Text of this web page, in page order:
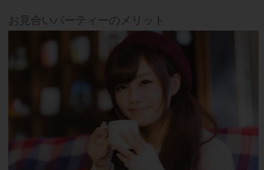
お見合いパーティーのメリット